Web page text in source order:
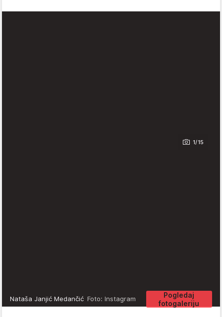
1/15
Pogledaj
fotogaleriju
Nataša Janjić Medančić Foto: Instagram